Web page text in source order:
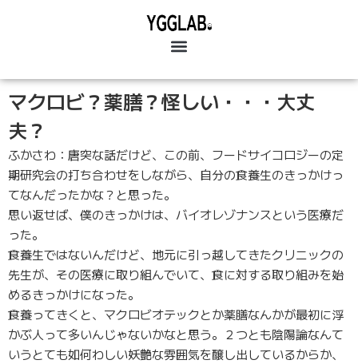
マクロビ？薬膳？怪しい・・・大丈
夫？
ふかさわ：唐突な話だけど、この前、フードサイコロジーの定
期研究会の打ち合わせをしながら、自分の食養生のきっかけっ
てなんだったかな？と思った。
思い返せば、僕のきっかけは、バイオレゾナンスという医療だ
った。
食養生ではないんだけど、地元に引っ越してきたクリニックの
先生が、その医療に取り組んでいて、食に対する取り組みを始
めるきっかけになった。
食養ってきくと、マクロビオテックとか薬膳なんかが最初に浮
かぶ人って多いんじゃないかなと思う。２つとも陰陽論なんて
いうとても如何わしい妖艶な雰囲気を醸し出しているからか、